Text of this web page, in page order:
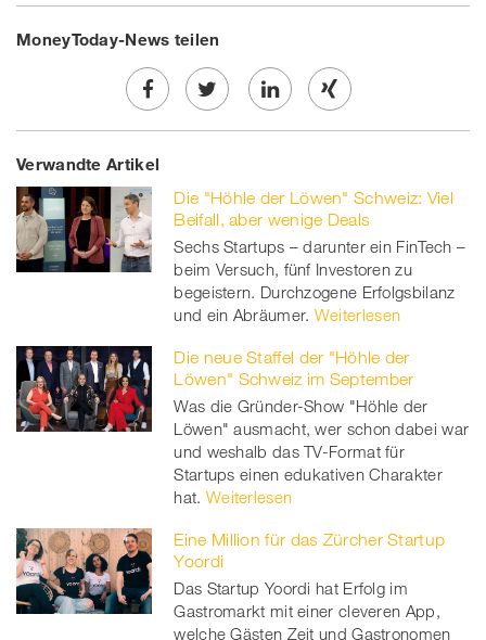
MoneyToday-News teilen
Share
on
Facebook
Twe
on
twitt
er
Share
linkedin
Share
Xing
Verwandte Artikel
Die "Höhle der Löwen" Schweiz: Viel
Beifall, aber wenige Deals
Sechs Startups – darunter ein FinTech –
beim Versuch, fünf Investoren zu
begeistern. Durchzogene Erfolgsbilanz
und ein Abräumer. Weiterlesen
Die neue Staffel der "Höhle der
Löwen" Schweiz im September
Was die Gründer-Show "Höhle der
Löwen" ausmacht, wer schon dabei war
und weshalb das TV-Format für
Startups einen edukativen Charakter
hat. Weiterlesen
Eine Million für das Zürcher Startup
Yoordi
Das Startup Yoordi hat Erfolg im
Gastromarkt mit einer cleveren App,
welche Gästen Zeit und Gastronomen